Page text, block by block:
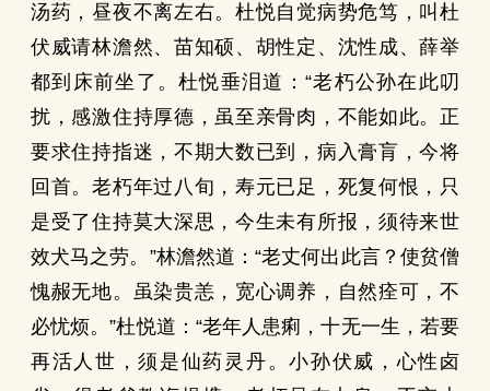
汤药，昼夜不离左右。杜悦自觉病势危笃，叫杜
伏威请林澹然、苗知硕、胡性定、沈性成、薛举
都到床前坐了。杜悦垂泪道：“老朽公孙在此叨
扰，感激住持厚德，虽至亲骨肉，不能如此。正
要求住持指迷，不期大数已到，病入膏肓，今将
回首。老朽年过八旬，寿元已足，死复何恨，只
是受了住持莫大深思，今生未有所报，须待来世
效犬马之劳。”林澹然道：“老丈何出此言？使贫僧
愧赧无地。虽染贵恙，宽心调养，自然痊可，不
必忧烦。”杜悦道：“老年人患痢，十无一生，若要
再活人世，须是仙药灵丹。小孙伏威，心性卤